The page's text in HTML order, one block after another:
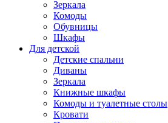
Зеркала
Комоды
Обувницы
Шкафы
Для детской
Детские спальни
Диваны
Зеркала
Книжные шкафы
Комоды и туалетные столы
Кровати